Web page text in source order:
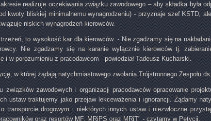
realizuje oczekiwania związku zawodowego – aby składka była
kwoty bliskiej minimalnemu wynagrodzeniu) - przyznaje szef KSTD,
niskich wynagrodzeń kierowców.
to wysokość kar dla kierowców. - Nie zgadzamy się na
Nie zgadzamy się na karanie wyłącznie kierowców tj.
i w porozumieniu z pracodawcom - powiedział Tadeusz Kucharski.
w której żądają natychmiastowego zwołania Trójstronnego Zespołu
związków zawodowych i organizacji pracodawców opracowanie
ustaw traktujemy jako przejaw lekceważenia i ignorancji. Żądamy
transporcie drogowym i niektórych innych ustaw i niezwłoczne
oraz resortów MF, MRiPS oraz MRiT" - czytamy w Petycji.